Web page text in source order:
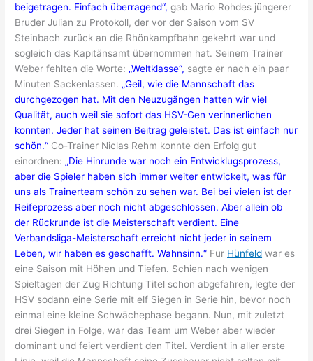
beigetragen. Einfach überragend“, gab Mario Rohdes jüngerer
Bruder Julian zu Protokoll, der vor der Saison vom SV
Steinbach zurück an die Rhönkampfbahn gekehrt war und
sogleich das Kapitänsamt übernommen hat. Seinem Trainer
Weber fehlten die Worte: „Weltklasse“, sagte er nach ein paar
Minuten Sackenlassen. „Geil, wie die Mannschaft das
durchgezogen hat. Mit den Neuzugängen hatten wir viel
Qualität, auch weil sie sofort das HSV-Gen verinnerlichen
konnten. Jeder hat seinen Beitrag geleistet. Das ist einfach nur
schön.“ Co-Trainer Niclas Rehm konnte den Erfolg gut
einordnen: „Die Hinrunde war noch ein Entwicklugsprozess,
aber die Spieler haben sich immer weiter entwickelt, was für
uns als Trainerteam schön zu sehen war. Bei bei vielen ist der
Reifeprozess aber noch nicht abgeschlossen. Aber allein ob
der Rückrunde ist die Meisterschaft verdient. Eine
Verbandsliga-Meisterschaft erreicht nicht jeder in seinem
Leben, wir haben es geschafft. Wahnsinn.“ Für Hünfeld war es
eine Saison mit Höhen und Tiefen. Schien nach wenigen
Spieltagen der Zug Richtung Titel schon abgefahren, legte der
HSV sodann eine Serie mit elf Siegen in Serie hin, bevor noch
einmal eine kleine Schwächephase begann. Nun, mit zuletzt
drei Siegen in Folge, war das Team um Weber aber wieder
dominant und feiert verdient den Titel. Verdient in aller erste